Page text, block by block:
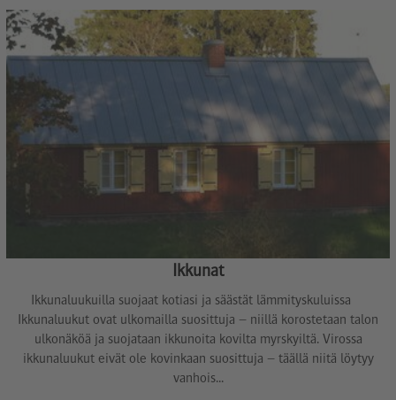
Ikkunat
Ikkunaluukuilla suojaat kotiasi ja säästät lämmityskuluissa
Ikkunaluukut ovat ulkomailla suosittuja – niillä korostetaan talon
ulkonäköä ja suojataan ikkunoita kovilta myrskyiltä. Virossa
ikkunaluukut eivät ole kovinkaan suosittuja – täällä niitä löytyy
vanhois...